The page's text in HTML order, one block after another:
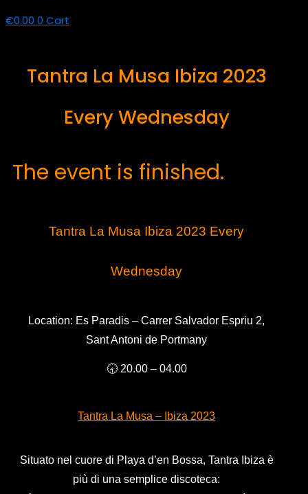
€0.00 0 Cart
Tantra La Musa Ibiza 2023
Every Wednesday
The event is finished.
Tantra La Musa Ibiza 2023 Every
Wednesday
Location: Es Paradis – Carrer Salvador Espriu 2,
Sant Antoni de Portmany
🕣 20.00 – 04.00
Tantra La Musa – Ibiza 2023
Situato nel cuore di Playa d’en Bossa, Tantra Ibiza è
più di una semplice discoteca: